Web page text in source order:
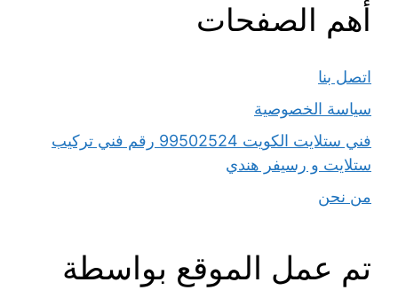
أهم الصفحات
اتصل بنا
سياسة الخصوصية
فني ستلايت الكويت 99502524 رقم فني تركيب
ستلايت و رسيفر هندي
من نحن
تم عمل الموقع بواسطة